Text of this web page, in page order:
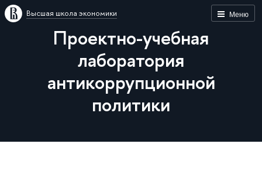
Меню
Высшая школа экономики
Проектно-учебная
лаборатория
антикоррупционной
политики